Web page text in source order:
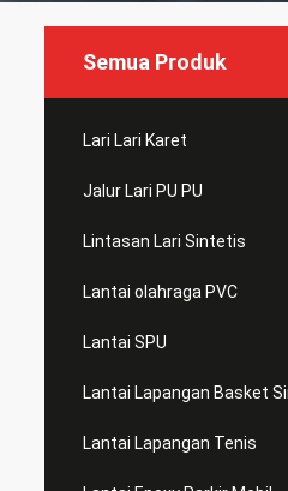
Semua Produk
Lari Lari Karet
Jalur Lari PU PU
Lintasan Lari Sintetis
Lantai olahraga PVC
Lantai SPU
Lantai Lapangan Basket
Lantai Lapangan Tenis